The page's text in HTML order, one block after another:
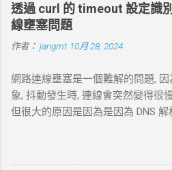
透過 curl 的 timeout 設定識
線壅塞問題
作者： jangmt 10月 28, 2024
網路連線壅塞是一個難解的問題,
象, 抖動發生時, 連線會突然變得很
但很大的原因是因為是因為 DNS 解
以下幾個主要步驟： 1. DNS 查詢